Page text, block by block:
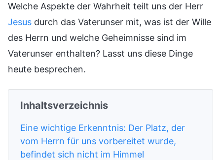
Welche Aspekte der Wahrheit teilt uns der Herr
Jesus durch das Vaterunser mit, was ist der Wille
des Herrn und welche Geheimnisse sind im
Vaterunser enthalten? Lasst uns diese Dinge
heute besprechen.
Inhaltsverzeichnis
Eine wichtige Erkenntnis: Der Platz, der
vom Herrn für uns vorbereitet wurde,
befindet sich nicht im Himmel